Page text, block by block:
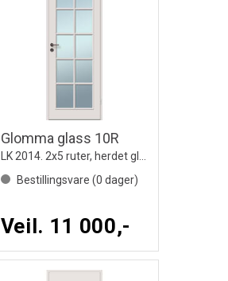
Glomma glass 10R
Bestillingsvare (0 dager)
Veil. 11 000,-